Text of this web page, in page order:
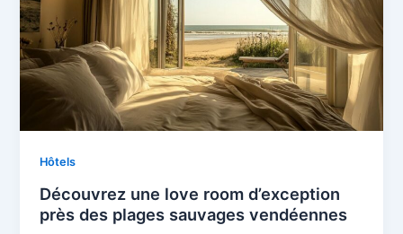
Hôtels
Découvrez une love room d’exception
près des plages sauvages vendéennes